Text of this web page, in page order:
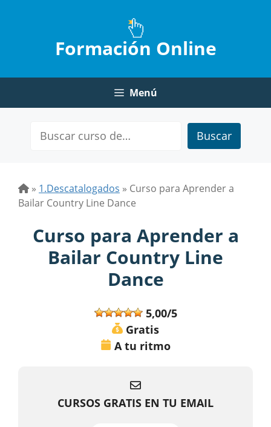
Formación Online
Menú
Buscar
» 1.Descatalogados » Curso para Aprender a
Bailar Country Line Dance
Curso para Aprender a
Bailar Country Line
Dance
5,00/5
Gratis
A tu ritmo
CURSOS GRATIS EN TU EMAIL